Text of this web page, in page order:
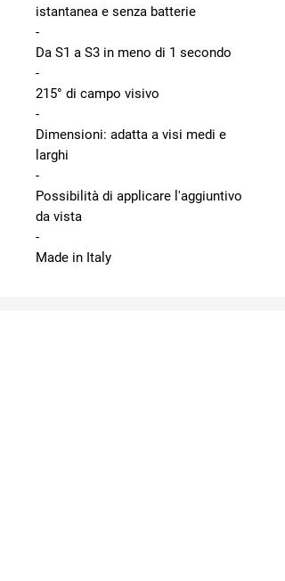
istantanea e senza batterie
-
Da S1 a S3 in meno di 1 secondo
-
215° di campo visivo
-
Dimensioni: adatta a visi medi e
larghi
-
Possibilità di applicare l'aggiuntivo
da vista
-
Made in Italy